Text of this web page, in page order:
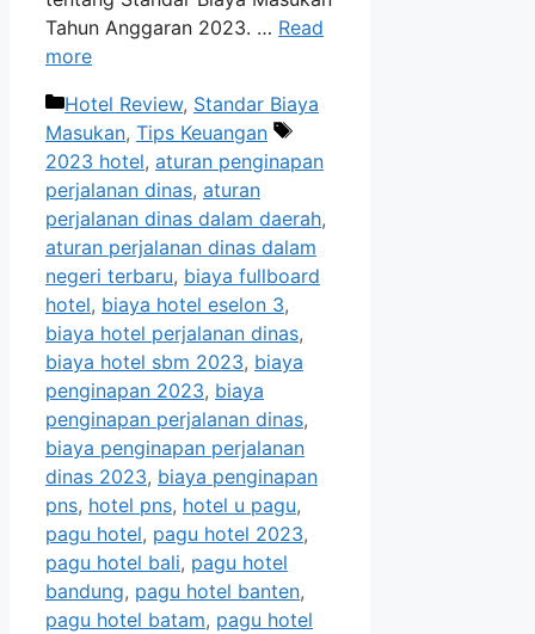
Tahun Anggaran 2023. … Read
more
Categories
Hotel Review, Standar Biaya
Masukan, Tips Keuangan
Tags
2023 hotel, aturan penginapan
perjalanan dinas, aturan
perjalanan dinas dalam daerah,
aturan perjalanan dinas dalam
negeri terbaru, biaya fullboard
hotel, biaya hotel eselon 3,
biaya hotel perjalanan dinas,
biaya hotel sbm 2023, biaya
penginapan 2023, biaya
penginapan perjalanan dinas,
biaya penginapan perjalanan
dinas 2023, biaya penginapan
pns, hotel pns, hotel u pagu,
pagu hotel, pagu hotel 2023,
pagu hotel bali, pagu hotel
bandung, pagu hotel banten,
pagu hotel batam, pagu hotel